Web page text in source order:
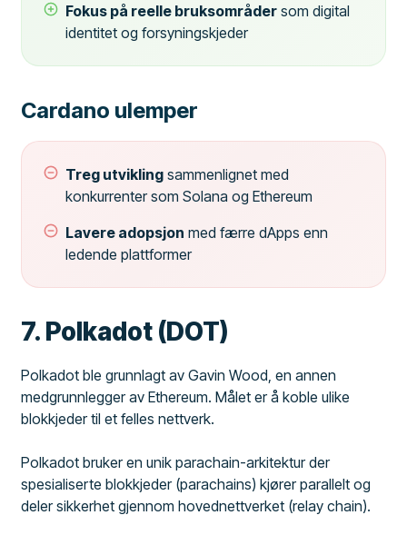
Fokus på reelle bruksområder som digital
identitet og forsyningskjeder
Cardano ulemper
Treg utvikling sammenlignet med
konkurrenter som Solana og Ethereum
Lavere adopsjon med færre dApps enn
ledende plattformer
7. Polkadot (DOT)
Polkadot ble grunnlagt av Gavin Wood, en annen
medgrunnlegger av Ethereum. Målet er å koble ulike
blokkjeder til et felles nettverk.
Polkadot bruker en unik parachain-arkitektur der
spesialiserte blokkjeder (parachains) kjører parallelt og
deler sikkerhet gjennom hovednettverket (relay chain).